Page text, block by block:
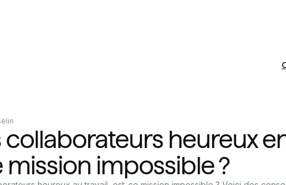
collaborateurs heureux
mission impossible ?